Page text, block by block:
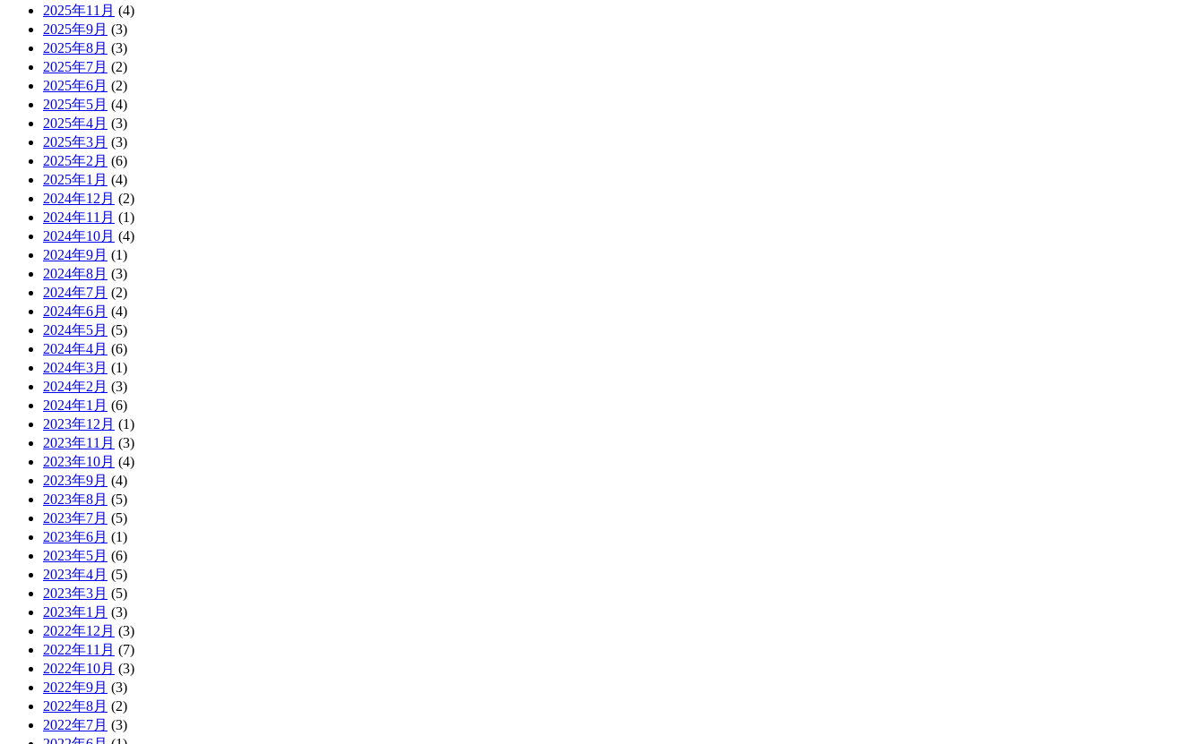
2025年11月 (4)
2025年9月 (3)
2025年8月 (3)
2025年7月 (2)
2025年6月 (2)
2025年5月 (4)
2025年4月 (3)
2025年3月 (3)
2025年2月 (6)
2025年1月 (4)
2024年12月 (2)
2024年11月 (1)
2024年10月 (4)
2024年9月 (1)
2024年8月 (3)
2024年7月 (2)
2024年6月 (4)
2024年5月 (5)
2024年4月 (6)
2024年3月 (1)
2024年2月 (3)
2024年1月 (6)
2023年12月 (1)
2023年11月 (3)
2023年10月 (4)
2023年9月 (4)
2023年8月 (5)
2023年7月 (5)
2023年6月 (1)
2023年5月 (6)
2023年4月 (5)
2023年3月 (5)
2023年1月 (3)
2022年12月 (3)
2022年11月 (7)
2022年10月 (3)
2022年9月 (3)
2022年8月 (2)
2022年7月 (3)